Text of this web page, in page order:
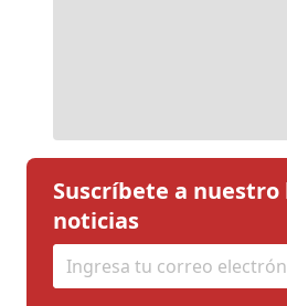
Suscríbete a
noticias